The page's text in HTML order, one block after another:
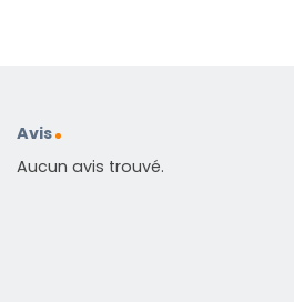
Avis
Aucun avis trouvé.